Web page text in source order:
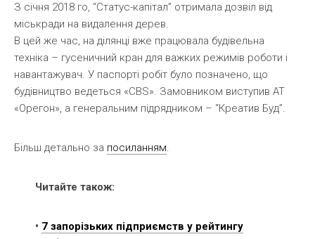
З січня 2018 го, “Статус-капітал” отримала дозвіл від
міськради на видалення дерев.
В цей же час, на ділянці вже працювала будівельна
техніка – гусеничний кран для важких режимів роботи і
навантажувач. У паспорті робіт було позначено, що
будівництво ведеться «CBS». Замовником виступив АТ
«Орегон», а генеральним підрядником – “Креатив Буд”.
Більш детально за посиланням.
Читайте також:
• 7 запорізьких підприємств у рейтингу